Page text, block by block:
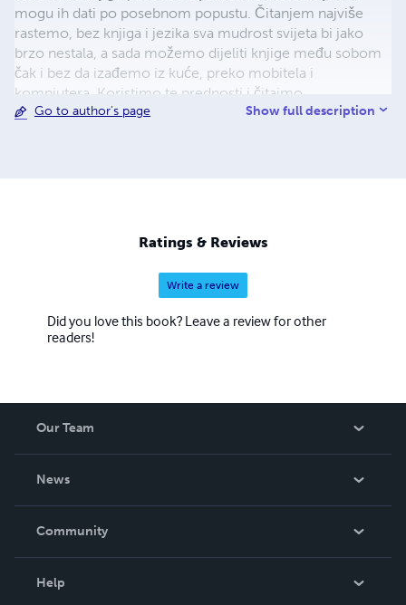
mogu ih dati po posebnom popustu. Čitanjem najviše
rastemo, bez knjiga i jezika sva mudrost svijeta bi jako
brzo nestala, a sada možemo dijeliti knjige među sobom
čak i bez da izađemo iz kuće, preko mobitela i
kompjutera. Koristimo te prednosti i čitajmo...
Go to author's page Show full description
Ratings & Reviews
Write a review
Did you love this book? Leave a review for other
readers!
Our Team
News
In The News
Community
Help